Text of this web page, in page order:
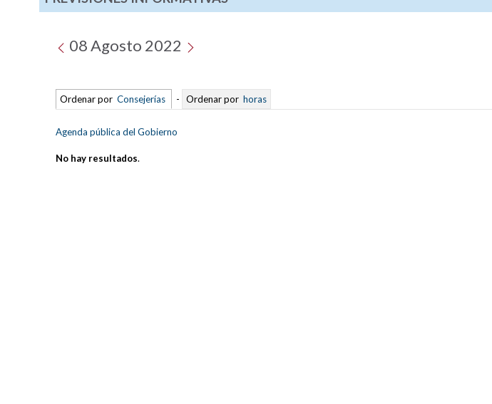
08 Agosto 2022
Ordenar por Consejerías - Ordenar por horas
Agenda pública del Gobierno
No hay resultados.